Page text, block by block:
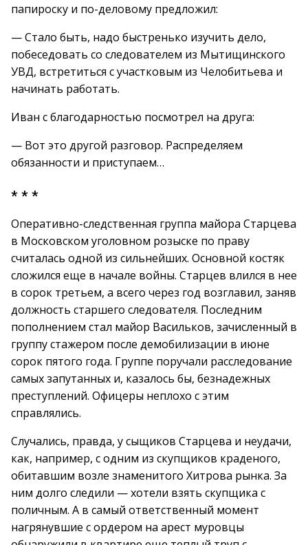
папироску и по-деловому предложил:
— Стало быть, надо быстренько изучить дело,
побеседовать со следователем из Мытищинского
УВД, встретиться с участковым из Челобитьева и
начинать работать.
Иван с благодарностью посмотрел на друга:
— Вот это другой разговор. Распределяем
обязанности и приступаем…
* * *
Оперативно-следственная группа майора Старцева
в Московском уголовном розыске по праву
считалась одной из сильнейших. Основной костяк
сложился еще в начале войны. Старцев влился в нее
в сорок третьем, а всего через год возглавил, заняв
должность старшего следователя. Последним
пополнением стал майор Васильков, зачисленный в
группу стажером после демобилизации в июне
сорок пятого года. Группе поручали расследование
самых запутанных и, казалось бы, безнадежных
преступлений. Офицеры неплохо с этим
справлялись.
Случались, правда, у сыщиков Старцева и неудачи,
как, например, с одним из скупщиков краденого,
обитавшим возле знаменитого Хитрова рынка. За
ним долго следили — хотели взять скупщика с
поличным. А в самый ответственный момент
нагрянувшие с ордером на арест муровцы